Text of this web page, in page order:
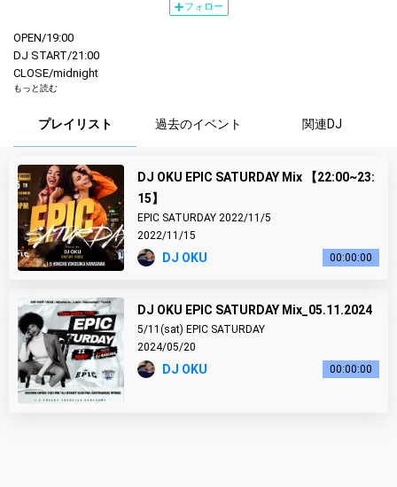
フォロー
OPEN/19:00
DJ START/21:00
CLOSE/midnight
.
Music by
DJ OKU
Access
1-5 HONCHO YOKOSUKA KANAGAWA
6min walking from Yokosuka Chu-Ou Station
もっと読む
プレイリスト 過去のイベント 関連DJ
DJ OKU EPIC SATURDAY Mix 【22:00~23:
15】
EPIC SATURDAY 2022/11/5
2022/11/15
DJ OKU 00:00:00
DJ OKU EPIC SATURDAY Mix_05.11.2024
5/11(sat) EPIC SATURDAY
2024/05/20
DJ OKU 00:00:00